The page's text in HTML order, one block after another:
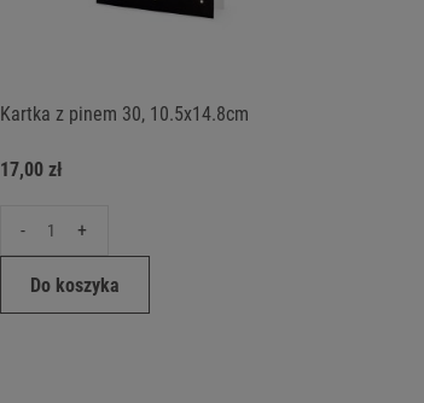
Kartka z pinem 30, 10.5x14.8cm
17,00 zł
- +
Do koszyka